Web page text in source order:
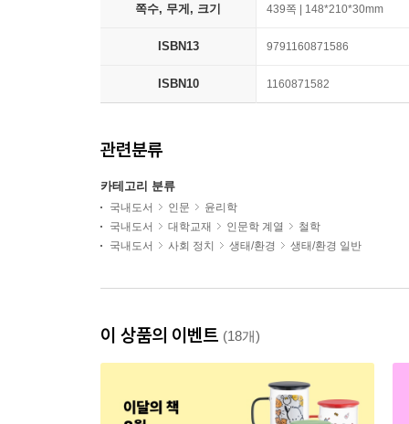
쪽수, 무게, 크기 439쪽 | 148*210*30mm
ISBN13 9791160871586
ISBN10 1160871582
관련분류
카테고리 분류
국내도서 인문
윤리학
국내도서
대학교재 인문학 계열
철학
국내도서
사회 정치 생태/환경 생태/환경 일반
이 상품의 이벤트 (18개)